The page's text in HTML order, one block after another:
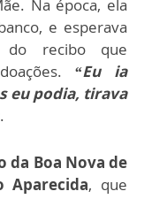
Na época, ela
e esperava
do recibo que
“Eu ia
eu podia, tirava
da Boa Nova de
Aparecida, que